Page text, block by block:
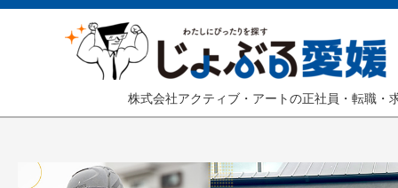
株式会社アクティブ・アートの正社員・転職・